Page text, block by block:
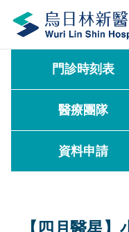
門診時刻表
醫療團隊
資料申請